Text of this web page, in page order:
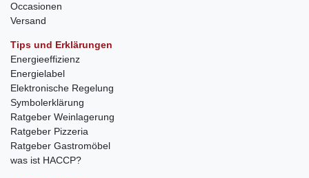
Occasionen
Versand
Tips und Erklärungen
Energieeffizienz
Energielabel
Elektronische Regelung
Symbolerklärung
Ratgeber Weinlagerung
Ratgeber Pizzeria
Ratgeber Gastromöbel
was ist HACCP?